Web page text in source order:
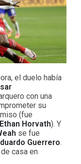
el duelo había
con una
su
(fue
Ethan Horvath). Y
se fue
Guerrero.
casa en